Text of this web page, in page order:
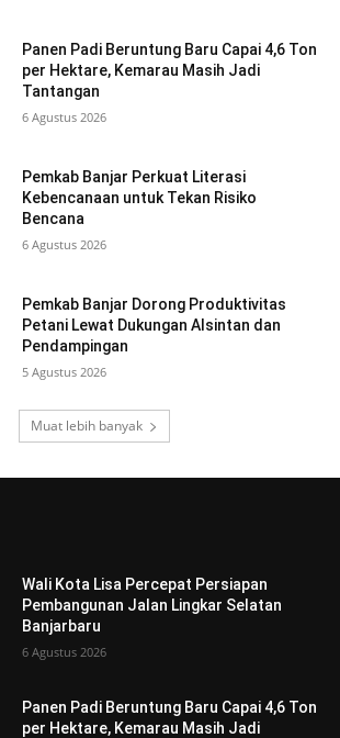
Panen Padi Beruntung Baru Capai 4,6 Ton
per Hektare, Kemarau Masih Jadi
Tantangan
6 Agustus 2026
Pemkab Banjar Perkuat Literasi
Kebencanaan untuk Tekan Risiko
Bencana
6 Agustus 2026
Pemkab Banjar Dorong Produktivitas
Petani Lewat Dukungan Alsintan dan
Pendampingan
5 Agustus 2026
Muat lebih banyak
Wali Kota Lisa Percepat Persiapan
Pembangunan Jalan Lingkar Selatan
Banjarbaru
6 Agustus 2026
Panen Padi Beruntung Baru Capai 4,6 Ton
per Hektare, Kemarau Masih Jadi